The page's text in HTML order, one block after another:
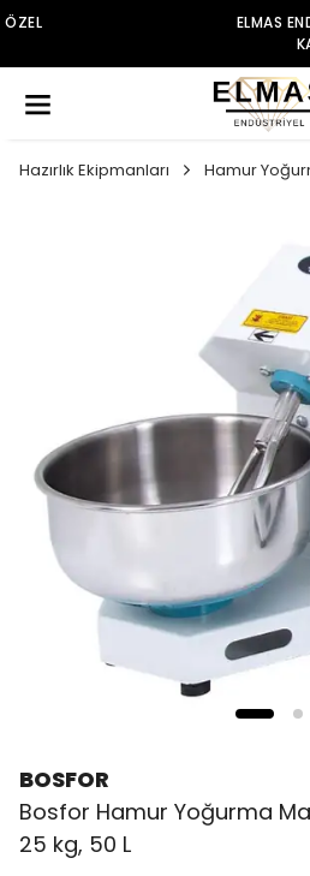
ELMAS ENDÜSTRIYEL ILE
KAMPANYALAR SENI
Hazırlık Ekipmanları Hamur
BOSFOR
Bosfor Hamur Yoğurma
25 kg, 50 L